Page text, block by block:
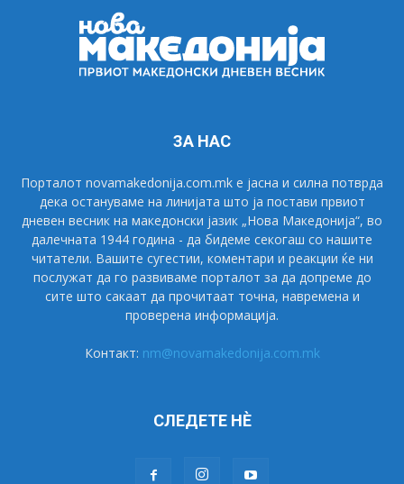
ЗА НАС
Порталот novamakedonija.com.mk е јасна и силна потврда
дека остануваме на линијата што ја постави првиот
дневен весник на македонски јазик „Нова Македонија“, во
далечната 1944 година - да бидеме секогаш со нашите
читатели. Вашите сугестии, коментари и реакции ќе ни
послужат да го развиваме порталот за да допреме до
сите што сакаат да прочитаат точна, навремена и
проверена информација.
Контакт: nm@novamakedonija.com.mk
СЛЕДЕТЕ НÈ